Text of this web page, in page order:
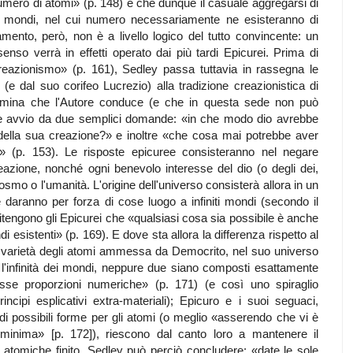
di atomi» (p. 148) e che dunque il casuale aggregarsi di
nel cui numero necessariamente ne esisteranno di
però, non è a livello logico del tutto convincente: un
verrà in effetti operato dai più tardi Epicurei. Prima di
(p. 161), Sedley passa tuttavia in rassegna le
dal suo corifeo Lucrezio) alla tradizione creazionistica di
che l'Autore conduce (e che in questa sede non può
avvio da due semplici domande: «in che modo dio avrebbe
sua creazione?» e inoltre «che cosa mai potrebbe aver
(p. 153). Le risposte epicuree consisteranno nel negare
nonché ogni benevolo interesse del dio (o degli dei,
o l'umanità. L'origine dell'universo consisterà allora in un
per forza di cose luogo a infiniti mondi (secondo il
gli Epicurei che «qualsiasi cosa sia possibile è anche
esistenti» (p. 169). E dove sta allora la differenza rispetto al
degli atomi ammessa da Democrito, nel suo universo
dei mondi, neppure due siano composti esattamente
proporzioni numeriche» (p. 171) (e così uno spiraglio
esplicativi extra-materiali); Epicuro e i suoi seguaci,
possibili forme per gli atomi (o meglio «asserendo che vi è
[p. 172]), riescono dal canto loro a mantenere il